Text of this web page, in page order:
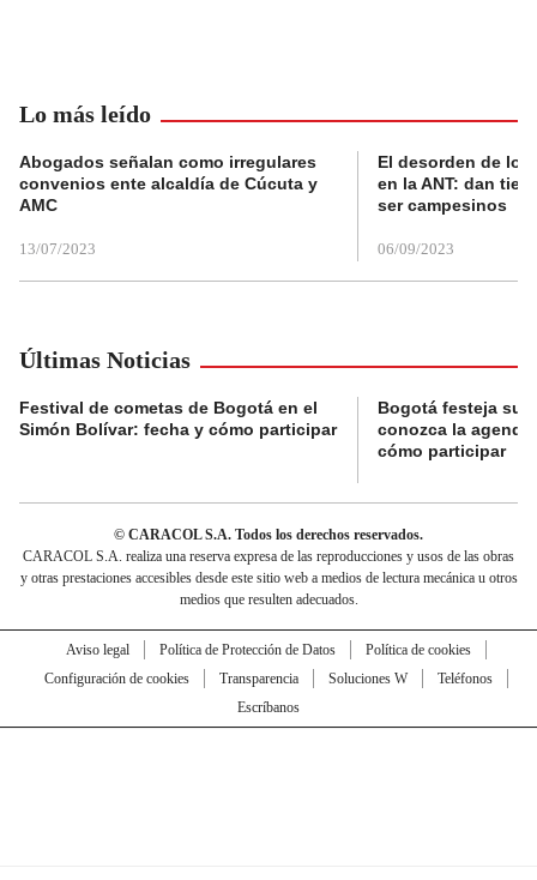
Lo más leído
Abogados señalan como irregulares
convenios ente alcaldía de Cúcuta y
AMC
13/07/2023
El desorden de
en la ANT: dan
ser campesinos
06/09/2023
Últimas Noticias
Festival de cometas de Bogotá en el
Simón Bolívar: fecha y cómo participar
Bogotá festeja su
conozca la
cómo participar
© CARACOL S.A. Todos los derechos reservados.
CARACOL S.A. realiza una reserva expresa de las reproducciones y usos de las obras
y otras prestaciones accesibles desde este sitio web a medios de lectura mecánica u otros
medios que resulten adecuados.
Aviso legal Política de Protección de Datos
Política de cookies
Configuración de cookies
Transparencia Soluciones W
Teléfonos
Escríbanos